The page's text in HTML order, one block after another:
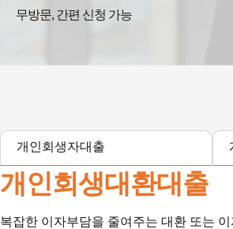
무방문, 간편 신청 가능
개인회생자대출
개인회생대환대출
복잡한 이자부담을 줄여주는 대환 또는